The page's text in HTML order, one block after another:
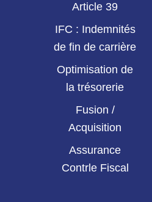
Article 39
IFC : Indemnités
de fin de carrière
Optimisation de
la trésorerie
Fusion /
Acquisition
Assurance
Contrle Fiscal